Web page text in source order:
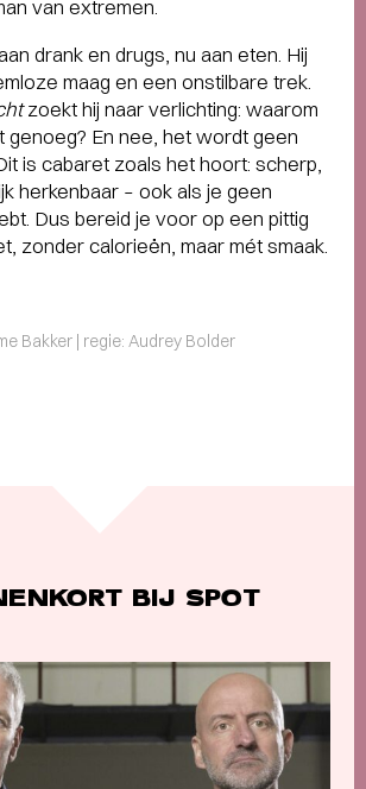
van extremen.
drank en drugs, nu aan eten. Hij
maag en een onstilbare trek.
zoekt hij naar verlichting: waarom
genoeg? En nee, het wordt geen
is cabaret zoals het hoort: scherp,
herkenbaar – ook als je geen
Dus bereid je voor op een pittig
zonder calorieën, maar mét smaak.
Bakker | regie: Audrey Bolder
BIJ SPOT